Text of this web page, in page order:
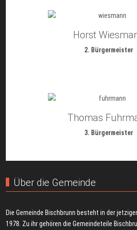
Horst
2. Bürgermeister
Thomas
3. Bürgermeister
Über die Gemeinde
Die Gemeinde Bischbrunn besteht in der
1978. Zu ihr gehören die Gemeindeteile